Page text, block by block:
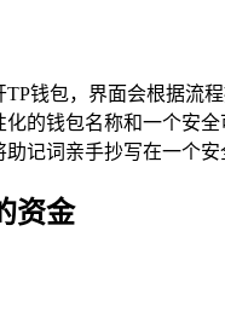
TP钱包，界面会根据流
的钱包名称和一个安
记词亲手抄写在一个
资金